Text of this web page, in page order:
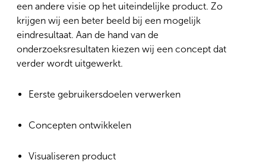
een andere visie op het uiteindelijke product. Zo
krijgen wij een beter beeld bij een mogelijk
eindresultaat. Aan de hand van de
onderzoeksresultaten kiezen wij een concept dat
verder wordt uitgewerkt.
Eerste gebruikersdoelen verwerken
Concepten ontwikkelen
Visualiseren product